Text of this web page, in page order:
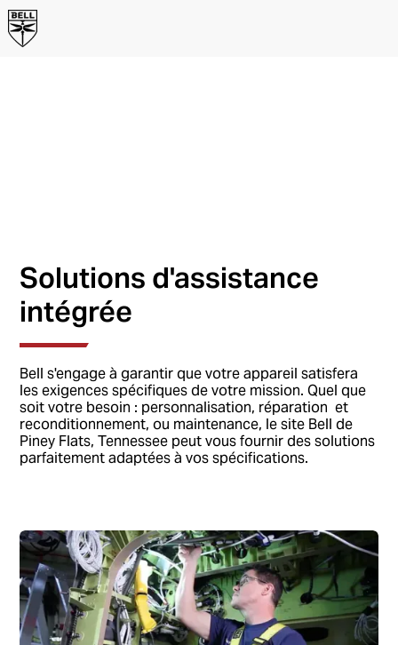
Centre d'entretien et
de réparation
Solutions d'assistance
intégrée
Bell s'engage à garantir que votre appareil satisfera
les exigences spécifiques de votre mission. Quel que
soit votre besoin : personnalisation, réparation et
reconditionnement, ou maintenance, le site Bell de
Piney Flats, Tennessee peut vous fournir des solutions
parfaitement adaptées à vos spécifications.